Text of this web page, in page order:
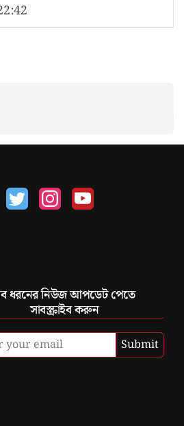
ধরনের নিউজ আপডেট পেতে
সাবস্ক্রাইব করুন
Submit